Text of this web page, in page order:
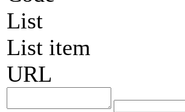
List
List item
URL